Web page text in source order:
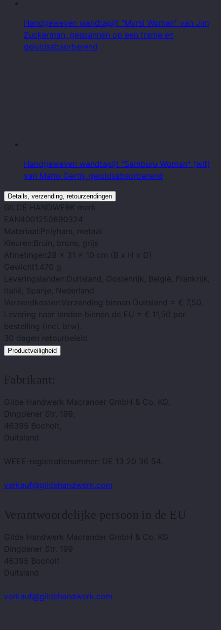
Handgeweven wandtapijt "Mursi Woman" van Jim
Zuckerman, gespannen op een frame en
geluidsabsorberend
Handgeweven wandtapijt "Samburu Woman" (wit)
van Mario Gerth, geluidsabsorberend
Details, verzending, retourzendingen
GILDE HANDWERK merk
EAN4001250890324
Materiaal:Polyhars, metaal
Kleuren:Bruin, brons, grijs
Afmetingen28 x 31 x 10 cm (B x H x D)
Gewicht1.470 g
Leveringslanden:Duitsland, Oostenrijk, België, Frankrijk,
Italië, Spanje, Nederland
Verzendkosten:Verzending binnen Duitsland = € 7,50.
Levering naar landen binnen de EU = € 11,50 per
bestelling (incl. btw).
30 dagen retourbeleid
Productveiligheid
Fabrikant:
Gilde Handwerk Macrander GmbH & Co. KG,
Dingdener Str. 199,
46395 Bocholt,
Duitsland.
WEEE-registratienummer: DE 13 20 36 54.
verkauf@gildehandwerk.com
Verantwoordelijke persoon in de EU
Gilde Handwerk Macrander GmbH & Co. KG
Dingdener Str. 199
46395 Bocholt
Duitsland
verkauf@gildehandwerk.com